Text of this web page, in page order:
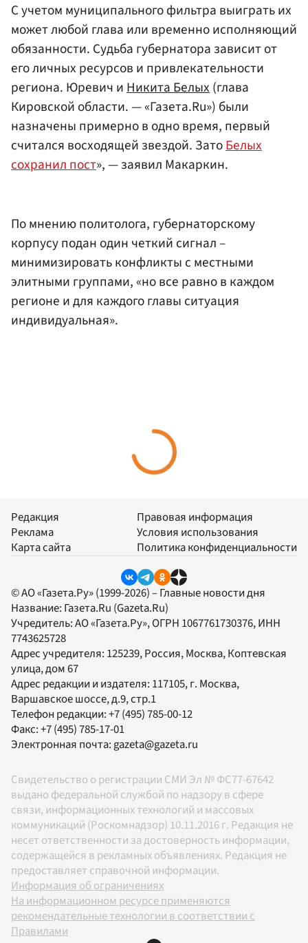
С учетом муниципального фильтра выиграть их
может любой глава или временно исполняющий
обязанности. Судьба губернатора зависит от
его личных ресурсов и привлекательности
региона. Юревич иНикита Белых(глава
Кировской области. — «Газета.Ru») были
назначены примерно в одно время, первый
считался восходящей звездой. ЗатоБелых
сохранил пост», — заявил Макаркин.
По мнению политолога, губернаторскому
корпусу подан один четкий сигнал –
минимизировать конфликты с местными
элитными группами, «но все равно в каждом
регионе и для каждого главы ситуация
индивидуальная».
Редакция
Реклама
Карта сайта
Правовая информация
Условия использования
Политика конфиденциальности
© АО «Газета.Ру» (1999-2026) – Главные новости дня
Название: Газета.Ru (Gazeta.Ru)
Учредитель:АО «Газета.Ру», ОГРН 1067761730376, ИНН
7743625728
Адрес учредителя: 125239, Россия, Москва, Коптевская
улица, дом 67
Адрес редакции и издателя: 117105, г. Москва,
Варшавское шоссе, д.9, стр.1
Телефон редакции:+7 (495) 785-00-12
Факс:+7 (495) 785-17-01
Электронная почта:gazeta@gazeta.ru
Свидетельство о регистрации СМИ Эл № ФС77-67642
выдано федеральной службой по надзору в сфере
связи, информационных технологий и массовых
коммуникаций (Роскомнадзор) 10.11.2016 г. Редакция не
несет ответственности за достоверность информации,
содержащейся в рекламных объявлениях. Редакция не
предоставляет справочной информации.
Информация об ограничениях
На информационном ресурсе применяются
рекомендательные технологии в соответствии с
Правилами